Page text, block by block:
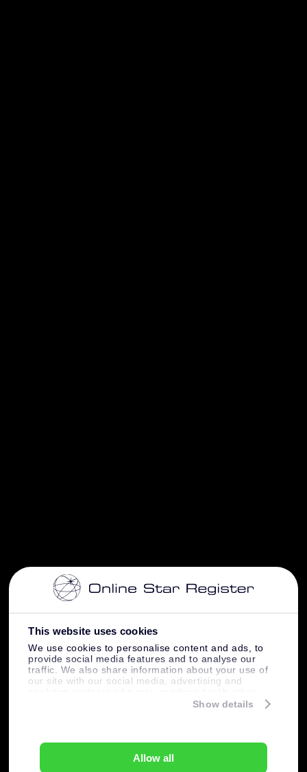
This website uses cookies
We use cookies to personalise content and ads, to
provide social media features and to analyse our
traffic. We also share information about your use of
our site with our social media, advertising and
information that you’ve provided to them or that
Show details
Allow all